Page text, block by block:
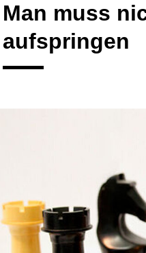
Man muss
aufspringen